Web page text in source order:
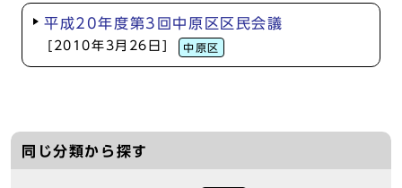
平成20年度第3回中原区区民会議
[2010年3月26日] 中原区
同じ分類から探す